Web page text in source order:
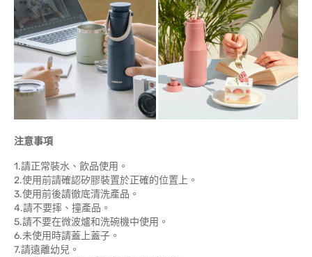
注意事項
1.請正常裝水、飲品使用。
2.使用前請確認矽膠裝置於正確的位置上。
3.使用前後請徹底清洗產品。
4.請不要摔、撞產品。
5.請不要在微波爐和洗碗機中使用。
6.未使用時請蓋上蓋子。
7.請遠離幼兒。